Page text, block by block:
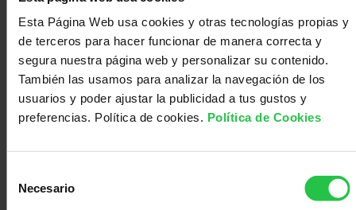
Esta Página Web usa cookies y otras tecnologías propias y
de terceros para hacer funcionar de manera correcta y
segura nuestra página web y personalizar su contenido.
También las usamos para analizar la navegación de los
usuarios y poder ajustar la publicidad a tus gustos y
preferencias. Política de cookies. Política de Cookies
Necesario
segundo cáncer de piel más frecuente. Supone hasta
un20-25% de los tumores malignos cutáneos.
Se producen por crecimiento anómalo de las células
escamosas, los queratinocitos, que conforman casi toda
la capa más exterior de la piel (epidermis).
Tienen el aspecto de heridas con costra y bordes
Pueden aparecer en cualquier parte del cuerpo, aunque
suelen darse en áreas que suelen estar expuestas a la